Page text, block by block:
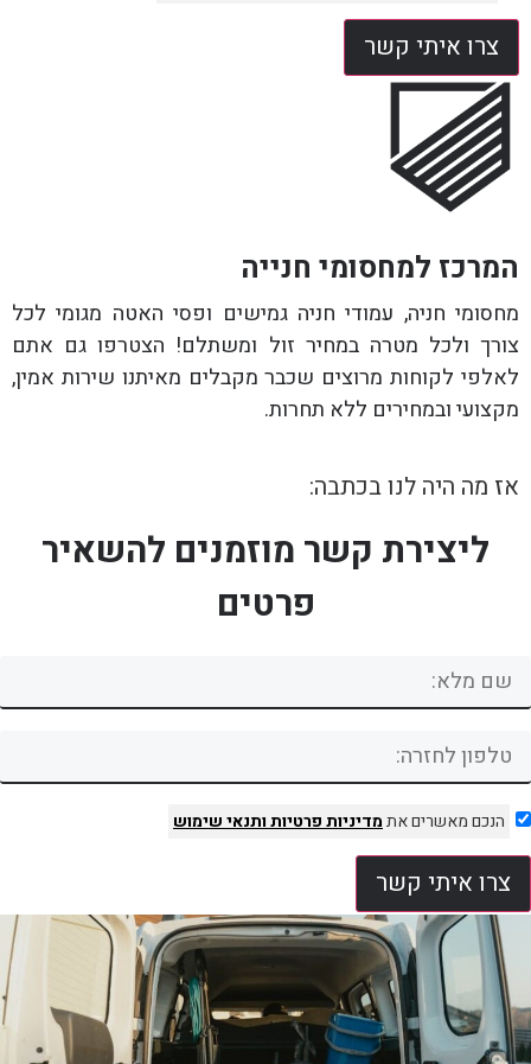
צרו איתי קשר
המרכז למחסומי חנייה
מחסומי חניה, עמודי חניה גמישים ופסי האטה מגומי לכל
צורך ולכל מטרה במחיר זול ומשתלם! הצטרפו גם אתם
לאלפי לקוחות מרוצים שכבר מקבלים מאיתנו שירות אמין,
מקצועי ובמחירים ללא תחרות.
אז מה היה לנו בכתבה:
ליצירת קשר מוזמנים להשאיר
פרטים
הנכם מאשרים אתמדיניות פרטיותותנאי שימוש
צרו איתי קשר